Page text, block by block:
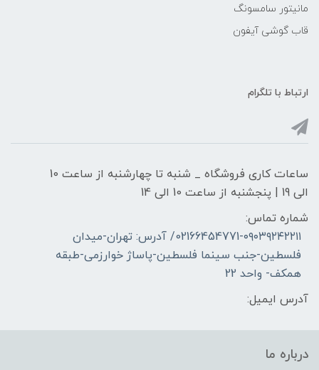
مانیتور سامسونگ
قاب گوشی آیفون
ارتباط با تلگرام
ساعات کاری فروشگاه _ شنبه تا چهارشنبه از ساعت 10
الی 19 | پنجشنبه از ساعت 10 الی 14
شماره تماس:
02166454771-۰۹۰۳۹۲۴۲۲۱۱/ آدرس: تهران-میدان
فلسطین-جنب سینما فلسطین-پاساژ خوارزمی-طبقه
همکف- واحد 22
آدرس ایمیل:
درباره ما